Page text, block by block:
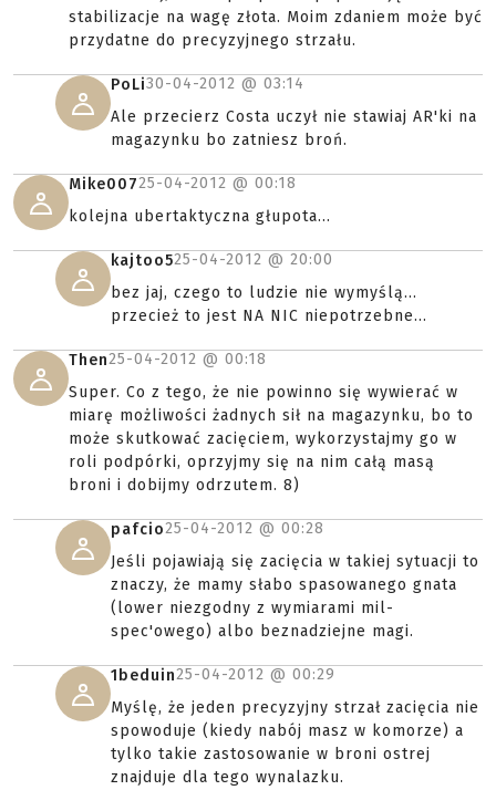
stabilizacje na wagę złota. Moim zdaniem może być
przydatne do precyzyjnego strzału.
PoLi30-04-2012 @ 03:14
Ale przecierz Costa uczył nie stawiaj AR'ki na
magazynku bo zatniesz broń.
Mike00725-04-2012 @ 00:18
kolejna ubertaktyczna głupota...
kajtoo525-04-2012 @ 20:00
bez jaj, czego to ludzie nie wymyślą...
przecież to jest NA NIC niepotrzebne...
Then25-04-2012 @ 00:18
Super. Co z tego, że nie powinno się wywierać w
miarę możliwości żadnych sił na magazynku, bo to
może skutkować zacięciem, wykorzystajmy go w
roli podpórki, oprzyjmy się na nim całą masą
broni i dobijmy odrzutem. 8)
pafcio25-04-2012 @ 00:28
Jeśli pojawiają się zacięcia w takiej sytuacji to
znaczy, że mamy słabo spasowanego gnata
(lower niezgodny z wymiarami mil-
spec'owego) albo beznadziejne magi.
1beduin25-04-2012 @ 00:29
Myślę, że jeden precyzyjny strzał zacięcia nie
spowoduje (kiedy nabój masz w komorze) a
tylko takie zastosowanie w broni ostrej
znajduje dla tego wynalazku.